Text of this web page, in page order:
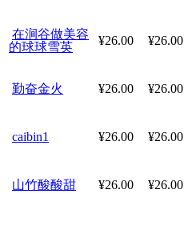
在涧谷做美容
的球球雪英
¥26.00 ¥26.00
勤奋金火 ¥26.00 ¥26.00
caibin1 ¥26.00 ¥26.00
山竹酸酸甜 ¥26.00 ¥26.00